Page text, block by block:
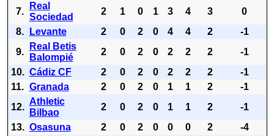
7.
Real
Sociedad
2 1 0 1 3 4 3
0
8.
Levante 2 0 2 0 4 4 2
-1
9.
Real Betis
Balompié
2 0 2 0 2 2 2
-1
10. Cádiz CF 2 0 2 0 2 2 2
-1
11. Granada 2 0 2 0 1 1 2
-1
12.
Athletic
Bilbao
2 0 2 0 1 1 2
-1
13. Osasuna 2 0 2 0 0 0 2
-4